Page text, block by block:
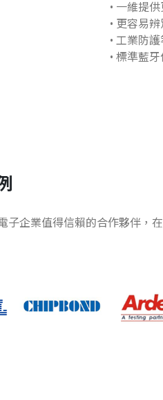
• 一維提
• 更容易
• 工業防
• 標準藍
子企業值得信賴的合作夥伴，